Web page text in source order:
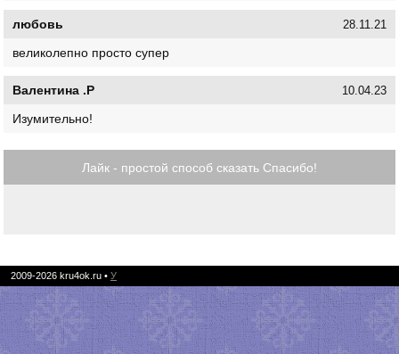
любовь 28.11.21
великолепно просто супер
Валентина .Р 10.04.23
Изумительно!
Лайк - простой способ сказать Спасибо!
2009-2026 kru4ok.ru • У